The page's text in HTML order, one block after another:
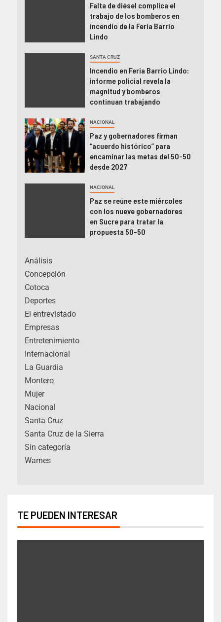
Falta de diésel complica el
trabajo de los bomberos en
incendio de la Feria Barrio
Lindo
SANTA CRUZ
Incendio en Feria Barrio Lindo:
informe policial revela la
magnitud y bomberos
continuan trabajando
NACIONAL
Paz y gobernadores firman
“acuerdo histórico” para
encaminar las metas del 50-50
desde 2027
NACIONAL
Paz se reúne este miércoles
con los nueve gobernadores
en Sucre para tratar la
propuesta 50-50
Análisis
Concepción
Cotoca
Deportes
El entrevistado
Empresas
Entretenimiento
Internacional
La Guardia
Montero
Mujer
Nacional
Santa Cruz
Santa Cruz de la Sierra
Sin categoría
Warnes
TE PUEDEN INTERESAR